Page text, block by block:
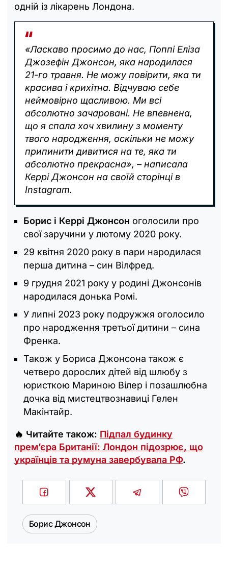
одній із лікарень Лондона.
«Ласкаво просимо до нас, Поппі Еліза
Джозефін Джонсон, яка народилася
21-го травня. Не можу повірити, яка ти
красива і крихітна. Відчуваю себе
неймовірно щасливою. Ми всі
абсолютно зачаровані. Не впевнена,
що я спала хоч хвилину з моменту
твого народження, оскільки не можу
припинити дивитися на те, яка ти
абсолютно прекрасна», – написала
Керрі Джонсон на своїй сторінці в
Instagram.
Борис і Керрі Джонсон оголосили про
свої заручини у лютому 2020 року.
29 квітня 2020 року в пари народилася
перша дитина – син Вілфред.
9 грудня 2021 року у родині Джонсонів
народилася донька Ромі.
У липні 2023 року подружжя оголосило
про народження третьої дитини – сина
Френка.
Також у Бориса Джонсона також є
четверо дорослих дітей від шлюбу з
юристкою Мариною Вілер і позашлюбна
дочка від мистецтвознавиці Гелен
Макінтайр.
🔥 Читайте також: Підпал будинку
премʼєра Британії: Лондон підозрює, що
українців та румуна завербувала РФ.
Борис Джонсон